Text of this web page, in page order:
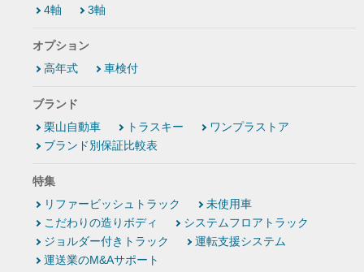
4軸
3軸
オプション
高年式
車検付
ブランド
栗山自動車
トラスキー
ワンプラストア
ブランド別保証比較表
特集
リファービッシュトラック
未使用車
こだわりの造りボディ
システムフロアトラック
ジョルダー付きトラック
運転支援システム
運送業のM&Aサポート